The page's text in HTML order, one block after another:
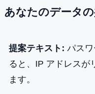
あなたのデータ
提案テキスト: パス
ると、IP アドレスが
ます。